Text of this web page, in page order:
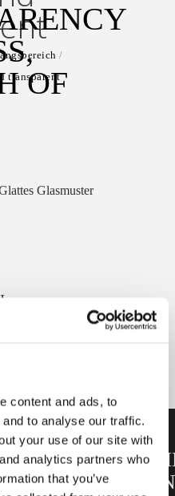
content and ads, to
to analyse our traffic.
your use of our site with
analytics partners who
that you’ve
transparent
OF
Glasmuster